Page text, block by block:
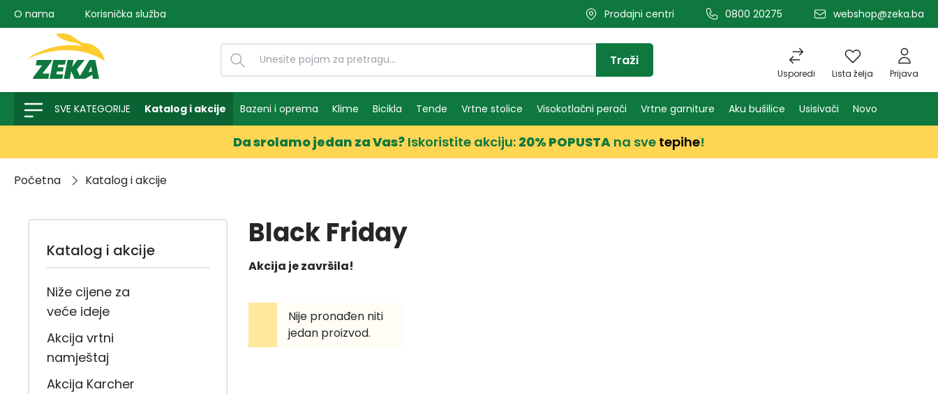
pretragu Preskoči na glavnu navigaciju
O nama Korisnička služba Prodajni centri 0800 20275 webshop@zeka.ba
Usporedi Lista želja Prijava
Traži
SVE KATEGORIJE Katalog i akcije Bazeni i oprema Klime Bicikla Tende Vrtne stolice Visokotlačni perači Vrtne garniture Aku bušilice Usisivači Novo
Da srolamo jedan za Vas? Iskoristite akciju: 20% POPUSTA na sve tepihe!
Početna Katalog i akcije
Katalog i akcije
Niže cijene za
veće ideje
Akcija vrtni
namještaj
Akcija Karcher
Black Friday
Akcija je završila!
Nije pronađen niti
jedan proizvod.